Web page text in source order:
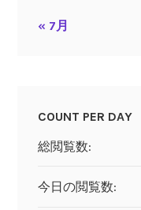
« 7月
COUNT PER DAY
総閲覧数:
今日の閲覧数: